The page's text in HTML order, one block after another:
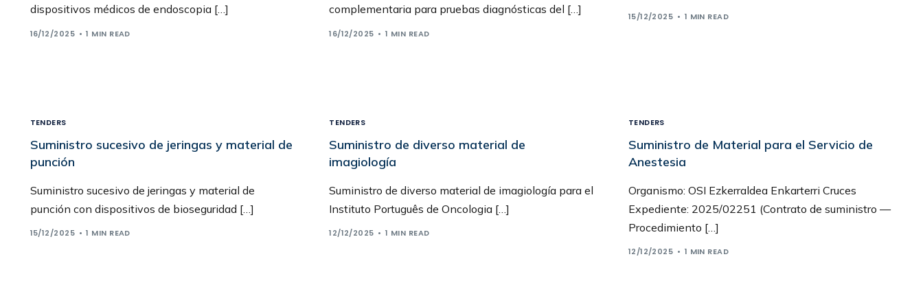
dispositivos médicos de endoscopia […]
16/12/2025 1 MIN READ
complementaria para pruebas diagnósticas del […]
16/12/2025 1 MIN READ
15/12/2025 1 MIN READ
TENDERS
Suministro sucesivo de jeringas y material de
punción
Suministro sucesivo de jeringas y material de
punción con dispositivos de bioseguridad […]
15/12/2025 1 MIN READ
TENDERS
Suministro de diverso material de
imagiología
Suministro de diverso material de imagiología para el
Instituto Português de Oncologia […]
12/12/2025 1 MIN READ
TENDERS
Suministro de Material para el Servicio de
Anestesia
Organismo: OSI Ezkerraldea Enkarterri Cruces
Expediente: 2025/02251 (Contrato de suministro —
Procedimiento […]
12/12/2025 1 MIN READ